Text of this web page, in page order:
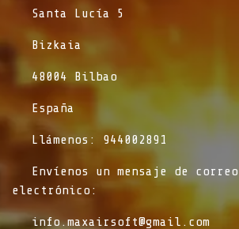
​Santa Lucía 5
​Bizkaia
​48004 Bilbao
​España
​Llámenos: 944002891
​Envíenos un mensaje de correo
electrónico:
info.maxairsoft@gmail.com